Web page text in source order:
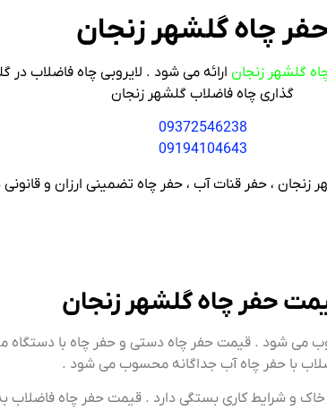
حفر چاه گلشهر زنجان
گلشهر زنجان ارائه می شود . لایروبی چاه فاضلاب
گذاری چاه فاضلاب گلشهر زنجان
09372546238
09194104643
زنجان ، حفر قنات آب ، حفر چاه تضمینی ارزان و
حفر چاه گلشهر زنجان
می شود . قیمت حفر چاه دستی و حفر چاه با دستگاه
با حفر چاه آب جداگانه محسوب می شود .
و شرایط کاری بستگی دارد . قیمت حفر چاه فاضلاب